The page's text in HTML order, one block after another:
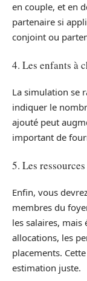
en couple, et en
partenaire si
conjoint ou
4. Les enfants à
La simulation se
indiquer le
ajouté peut
important de
5. Les
Enfin, vous
membres du
les salaires, mais
allocations, les
placements.
estimation juste.